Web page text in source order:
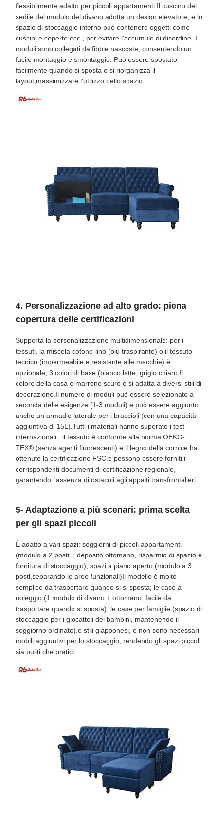
flessibilmente adatto per piccoli appartamenti.Il cuscino del
sedile del modulo del divano adotta un design elevatore, e lo
spazio di stoccaggio interno può contenere oggetti come
cuscini e coperte.ecc., per evitare l'accumulo di disordine. I
moduli sono collegati da fibbie nascoste, consentendo un
facile montaggio e smontaggio. Può essere spostato
facilmente quando si sposta o si riorganizza il
layout,massimizzare l'utilizzo dello spazio.
4. Personalizzazione ad alto grado: piena
copertura delle certificazioni
Supporta la personalizzazione multidimensionale: per i
tessuti, la miscela cotone-lino (più traspirante) o il tessuto
tecnico (impermeabile e resistente alle macchie) è
opzionale; 3 colori di base (bianco latte, grigio chiaro,Il
colore della casa è marrone scuro e si adatta a diversi stili di
decorazione.Il numero di moduli può essere selezionato a
seconda delle esigenze (1-3 moduli) e può essere aggiunto
anche un armadio laterale per i braccioli (con una capacità
aggiuntiva di 15L).Tutti i materiali hanno superato i test
internazionali.: il tessuto è conforme alla norma OEKO-
TEX® (senza agenti fluorescenti) e il legno della cornice ha
ottenuto la certificazione FSC.e possono essere forniti i
corrispondenti documenti di certificazione regionale,
garantendo l'assenza di ostacoli agli appalti transfrontalieri.
5- Adaptazione a più scenari: prima scelta
per gli spazi piccoli
È adatto a vari spazi: soggiorni di piccoli appartamenti
(modulo a 2 posti + deposito ottomano, risparmio di spazio e
fornitura di stoccaggio); spazi a piano aperto (modulo a 3
posti,separando le aree funzionali)Il modello è molto
semplice da trasportare quando si si sposta; le case a
noleggio (1 modulo di divano + ottomano, facile da
trasportare quando si sposta); le case per famiglie (spazio di
stoccaggio per i giocattoli dei bambini, mantenendo il
soggiorno ordinato).e stili giapponesi, e non sono necessari
mobili aggiuntivi per lo stoccaggio, rendendo gli spazi piccoli
sia puliti che pratici.